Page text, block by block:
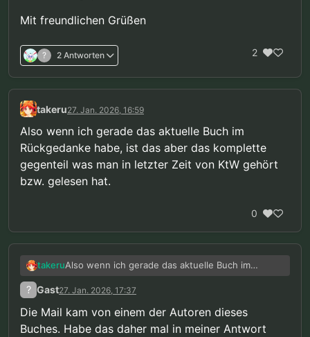
Mit freundlichen Grüßen
? 2 Antworten 2
takeru27. Jan. 2026, 16:59
Also wenn ich gerade das aktuelle Buch im
Rückgedanke habe, ist das aber das komplette
gegenteil was man in letzter Zeit von KtW gehört
bzw. gelesen hat.
0
takeruAlso wenn ich gerade das aktuelle Buch im
Rückgedanke habe, ist das aber das komplette
gegenteil was man in letzter Zeit von KtW gehört
? Gast27. Jan. 2026, 17:37
Die Mail kam von einem der Autoren dieses
Buches. Habe das daher mal in meiner Antwort